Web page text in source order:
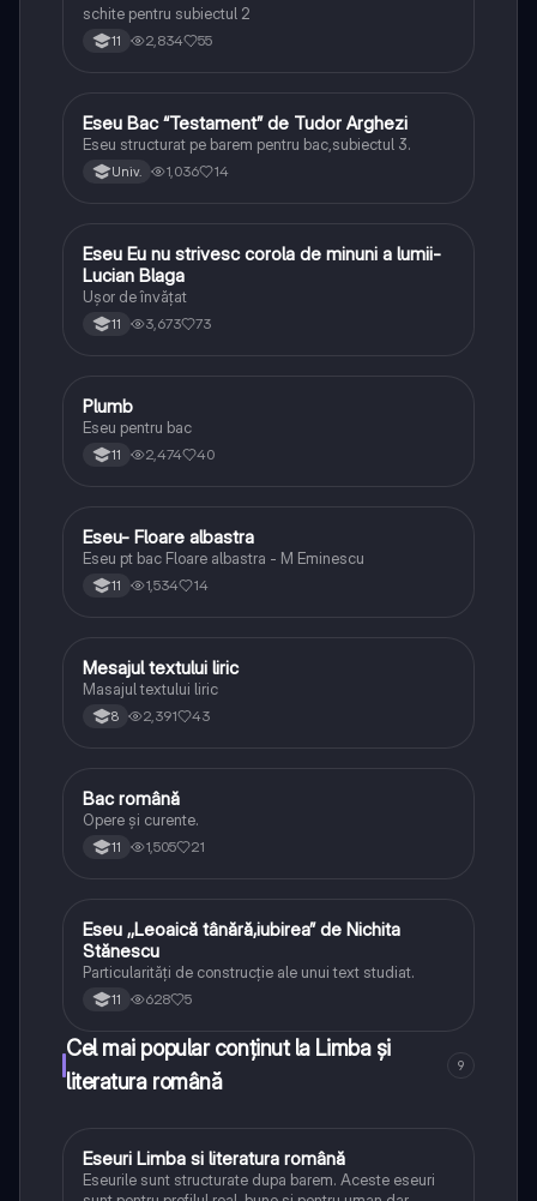
schite pentru subiectul 2
11 2,834 55
Limba și literatura română
Eseu Bac “Testament” de Tudor Arghezi
Eseu structurat pe barem pentru bac,subiectul 3.
Univ. 1,036 14
Limba și literatura română
Eseu Eu nu strivesc corola de minuni a lumii-
Lucian Blaga
Ușor de învățat
11 3,673 73
Limba și literatura română
Plumb
Eseu pentru bac
11 2,474 40
Limba și literatura română
Eseu- Floare albastra
Eseu pt bac Floare albastra - M Eminescu
11 1,534 14
Limba și literatura română
Mesajul textului liric
Masajul textului liric
8 2,391 43
Limba și literatura română
Bac română
Opere și curente.
11 1,505 21
Limba și literatura română
Eseu ,,Leoaică tânără,iubirea” de Nichita
Stănescu
Particularități de construcție ale unui text studiat.
11 628 5
Cel mai popular conținut la Limba și
literatura română
9
Limba și literatura română
Eseuri Limba si literatura română
Eseurile sunt structurate dupa barem. Aceste eseuri